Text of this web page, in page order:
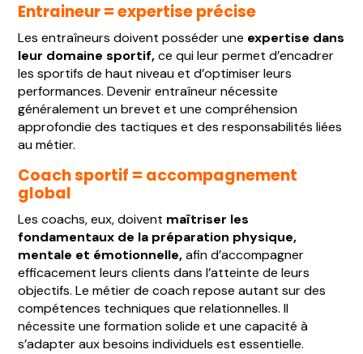
Entraineur = expertise précise
Les entraîneurs doivent posséder une expertise dans
leur domaine sportif,ce qui leur permet d’encadrer
les sportifs de haut niveau et d’optimiser leurs
performances. Devenir entraîneur nécessite
généralement un brevet et une compréhension
approfondie des tactiques et des responsabilités liées
au métier.
Coach sportif = accompagnement
global
Les coachs, eux, doivent maîtriser les
fondamentaux de la préparation physique,
mentale et émotionnelle,afin d’accompagner
efficacement leurs clients dans l’atteinte de leurs
objectifs. Le métier de coach repose autant sur des
compétences techniques que relationnelles. Il
nécessite une formation solide et une capacité à
s’adapter aux besoins individuels est essentielle.